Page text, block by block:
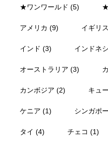
★ワンワールド (5) ★
アメリカ (9) イギリス
インド (3) インドネ
オーストラリア (3)
カンボジア (2) キュ
ケニア (1) シンガポ
タイ (4) チェコ (1)